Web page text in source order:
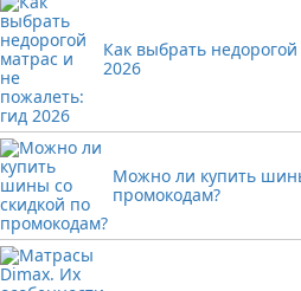
Как выбрать
2026
Можно ли купить
промокодам?